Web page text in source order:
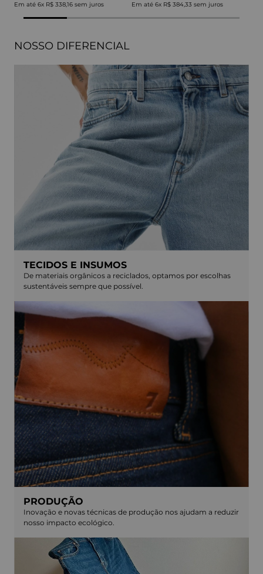
Em até 6x R$ 338,16 sem juros Em até 6x R$ 384,33 sem juros
NOSSO DIFERENCIAL
TECIDOS E INSUMOS
De materiais orgânicos a reciclados, optamos por escolhas
sustentáveis sempre que possível.
PRODUÇÃO
Inovação e novas técnicas de produção nos ajudam a reduzir
nosso impacto ecológico.